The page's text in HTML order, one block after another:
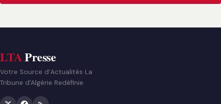
LTAPresse
Votre Source d’Actualités La
Tribune d'Algérie Redéfinie